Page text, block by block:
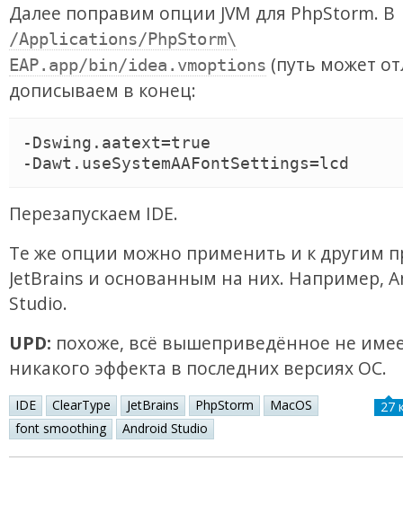
Далее поправим опции JVM для PhpStorm. В
/Applications/PhpStorm\
EAP.app/bin/idea.vmoptions (путь может
дописываем в конец:
-Dswing.aatext=true
Перезапускаем IDE.
Те же опции можно применить и к другим
JetBrains и основанным на них. Например,
Studio.
UPD: похоже, всё вышеприведённое не
никакого эффекта в последних версиях ОС.
IDE ClearType JetBrains PhpStorm
MacOS
font smoothing
Android Studio
27